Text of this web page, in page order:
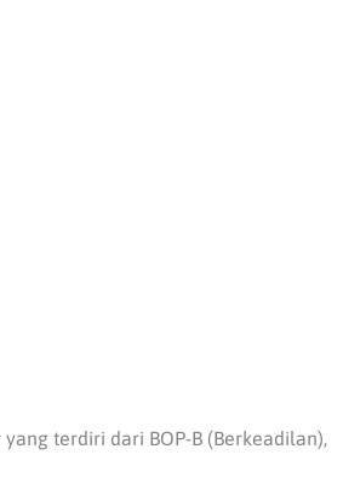
terdiri dari BOP-B (Berkeadilan),